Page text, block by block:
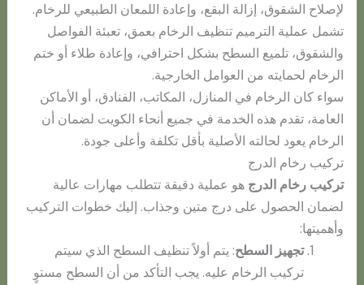
لإصلاح الشقوق، إزالة البقع، وإعادة اللمعان الطبيعي للرخام.
تشمل عملية الترميم تنظيف الرخام بعمق، تعبئة الفواصل
والشقوق، تلميع السطح بشكل احترافي، وإعادة طلاء أو ختم
الرخام لحمايته من العوامل الخارجية.
سواء كان الرخام في المنازل، المكاتب، الفنادق، أو الأماكن
العامة، تقدم هذه الخدمة في جميع أنحاء الكويت لضمان أن
الرخام يعود لحالته الأصلية بأقل تكلفة وأعلى جودة.
تركيب رخام الدرج
تركيب رخام الدرج هو عملية دقيقة تتطلب مهارات عالية
لضمان الحصول على درج متين وجذاب. إليك خطوات التركيب
وأهميتها:
تجهيز السطح: يتم أولاً تنظيف السطح الذي سيتم
تركيب الرخام عليه. يجب التأكد من أن السطح مستوٍ